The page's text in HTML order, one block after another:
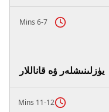
6-7 Mins
يۈزلىنىشلەر ۋە قاناللار
11-12 Mins